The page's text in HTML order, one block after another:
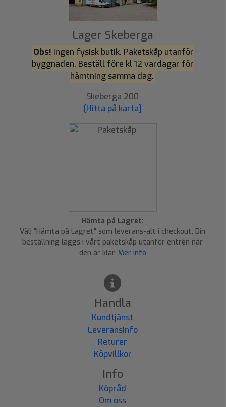
Lager Skeberga
Obs! Ingen fysisk butik. Paketskåp utanför
byggnaden. Beställ före kl 12 vardagar för
hämtning samma dag.
Skeberga 200
[Hitta på karta]
Hämta på Lagret:
Välj "Hämta på Lagret" som leverans-alt i checkout. Din
beställning läggs i vårt paketskåp utanför entrén när
den är klar. Mer info
Handla
Kundtjänst
Leveransinfo
Returer
Köpvillkor
Info
Köpråd
Om oss